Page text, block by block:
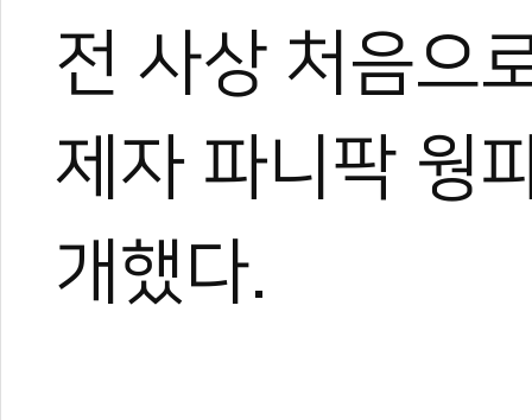
전 사상 처음으
제자 파니팍 웡
개했다.